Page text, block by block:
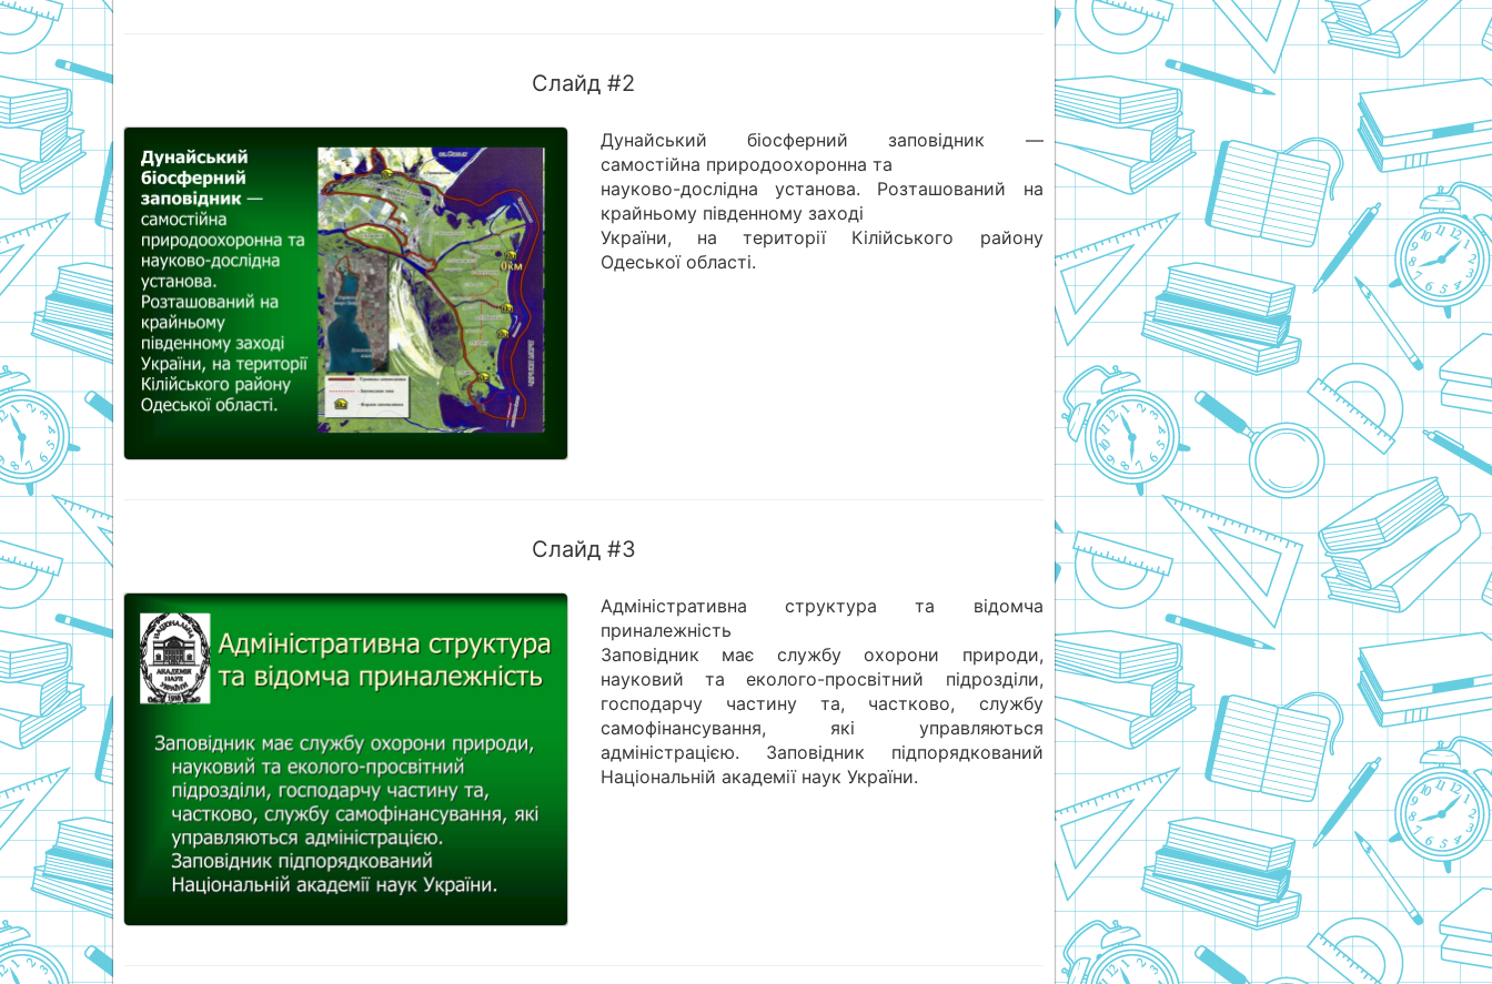
Слайд #2
Дунайський біосферний заповідник —
самостійна природоохоронна та
науково-дослідна установа. Розташований на
крайньому південному заході
України, на території Кілійського району
Одеської області.
Слайд #3
Адміністративна структура та відомча
приналежність
Заповідник має службу охорони природи,
науковий та еколого-просвітний підрозділи,
господарчу частину та, частково, службу
самофінансування, які управляються
адміністрацією. Заповідник підпорядкований
Національній академії наук України.